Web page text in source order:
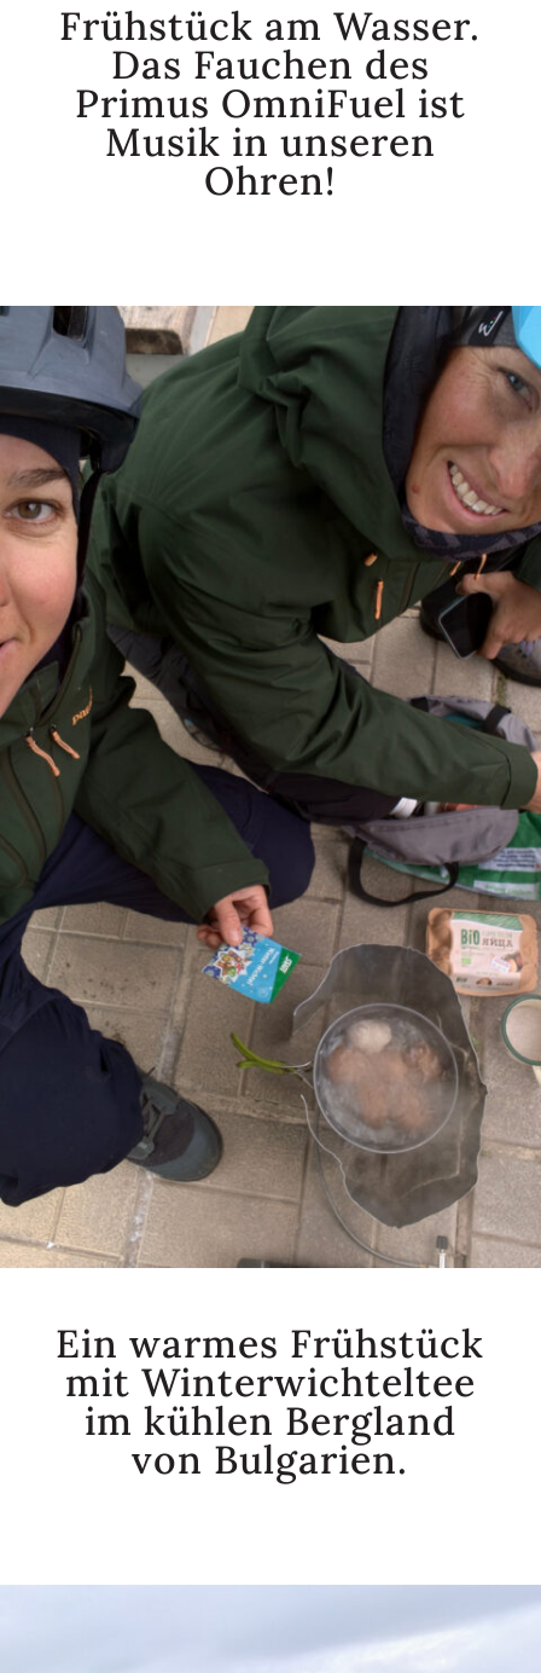
Frühstück am Wasser.
Das Fauchen des
Primus OmniFuel ist
Musik in unseren
Ohren!
Ein warmes Frühstück
mit Winterwichteltee
im kühlen Bergland
von Bulgarien.